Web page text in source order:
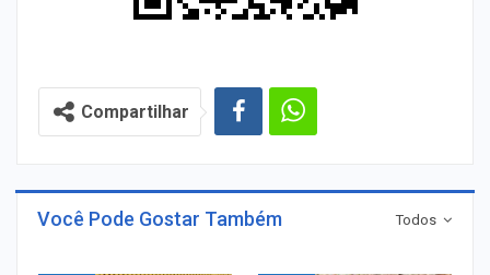
Compartilhar
Todos
Você Pode Gostar Também